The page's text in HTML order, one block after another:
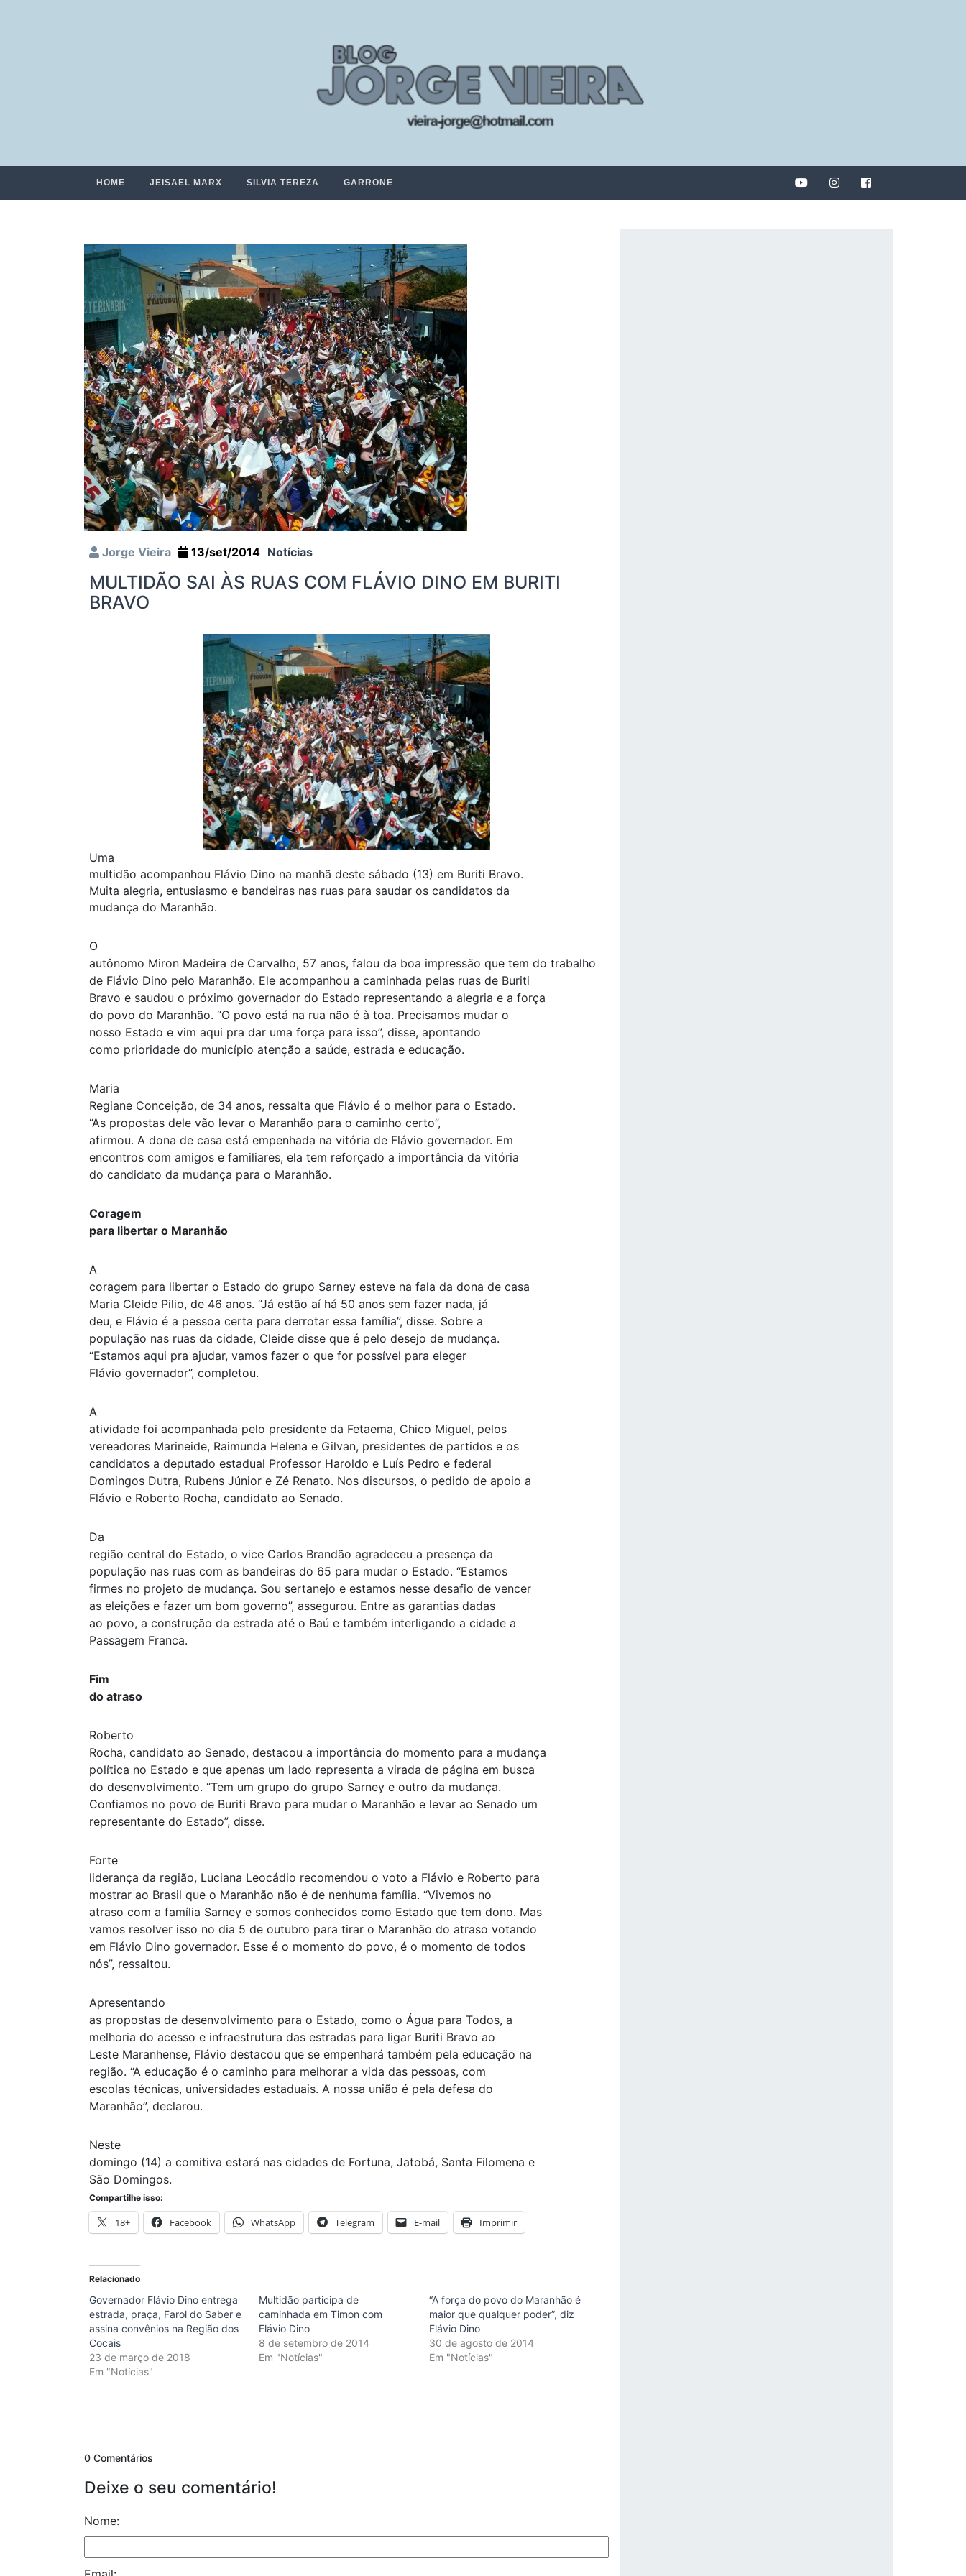
HOME JEISAEL MARX SILVIA TEREZA GARRONE
Jorge Vieira 13/set/2014 Notícias
MULTIDÃO SAI ÀS RUAS COM FLÁVIO DINO EM BURITI
BRAVO
Uma
multidão acompanhou Flávio Dino na manhã deste sábado (13) em Buriti Bravo.
Muita alegria, entusiasmo e bandeiras nas ruas para saudar os candidatos da
mudança do Maranhão.
O
autônomo Miron Madeira de Carvalho, 57 anos, falou da boa impressão que tem do trabalho
de Flávio Dino pelo Maranhão. Ele acompanhou a caminhada pelas ruas de Buriti
Bravo e saudou o próximo governador do Estado representando a alegria e a força
do povo do Maranhão. “O povo está na rua não é à toa. Precisamos mudar o
nosso Estado e vim aqui pra dar uma força para isso”, disse, apontando
como prioridade do município atenção a saúde, estrada e educação.
Maria
Regiane Conceição, de 34 anos, ressalta que Flávio é o melhor para o Estado.
“As propostas dele vão levar o Maranhão para o caminho certo”,
afirmou. A dona de casa está empenhada na vitória de Flávio governador. Em
encontros com amigos e familiares, ela tem reforçado a importância da vitória
do candidato da mudança para o Maranhão.
Coragem
para libertar o Maranhão
A
coragem para libertar o Estado do grupo Sarney esteve na fala da dona de casa
Maria Cleide Pilio, de 46 anos. “Já estão aí há 50 anos sem fazer nada, já
deu, e Flávio é a pessoa certa para derrotar essa família”, disse. Sobre a
população nas ruas da cidade, Cleide disse que é pelo desejo de mudança.
“Estamos aqui pra ajudar, vamos fazer o que for possível para eleger
Flávio governador”, completou.
A
atividade foi acompanhada pelo presidente da Fetaema, Chico Miguel, pelos
vereadores Marineide, Raimunda Helena e Gilvan, presidentes de partidos e os
candidatos a deputado estadual Professor Haroldo e Luís Pedro e federal
Domingos Dutra, Rubens Júnior e Zé Renato. Nos discursos, o pedido de apoio a
Flávio e Roberto Rocha, candidato ao Senado.
Da
região central do Estado, o vice Carlos Brandão agradeceu a presença da
população nas ruas com as bandeiras do 65 para mudar o Estado. “Estamos
firmes no projeto de mudança. Sou sertanejo e estamos nesse desafio de vencer
as eleições e fazer um bom governo”, assegurou. Entre as garantias dadas
ao povo, a construção da estrada até o Baú e também interligando a cidade a
Passagem Franca.
Fim
do atraso
Roberto
Rocha, candidato ao Senado, destacou a importância do momento para a mudança
política no Estado e que apenas um lado representa a virada de página em busca
do desenvolvimento. “Tem um grupo do grupo Sarney e outro da mudança.
Confiamos no povo de Buriti Bravo para mudar o Maranhão e levar ao Senado um
representante do Estado”, disse.
Forte
liderança da região, Luciana Leocádio recomendou o voto a Flávio e Roberto para
mostrar ao Brasil que o Maranhão não é de nenhuma família. “Vivemos no
atraso com a família Sarney e somos conhecidos como Estado que tem dono. Mas
vamos resolver isso no dia 5 de outubro para tirar o Maranhão do atraso votando
em Flávio Dino governador. Esse é o momento do povo, é o momento de todos
nós”, ressaltou.
Apresentando
as propostas de desenvolvimento para o Estado, como o Água para Todos, a
melhoria do acesso e infraestrutura das estradas para ligar Buriti Bravo ao
Leste Maranhense, Flávio destacou que se empenhará também pela educação na
região. “A educação é o caminho para melhorar a vida das pessoas, com
escolas técnicas, universidades estaduais. A nossa união é pela defesa do
Maranhão”, declarou.
Neste
domingo (14) a comitiva estará nas cidades de Fortuna, Jatobá, Santa Filomena e
São Domingos.
Compartilhe isso:
18+ Facebook WhatsApp Telegram E-mail Imprimir
Relacionado
Governador Flávio Dino entrega
estrada, praça, Farol do Saber e
assina convênios na Região dos
Cocais
23 de março de 2018
Em "Notícias"
Multidão participa de
caminhada em Timon com
Flávio Dino
8 de setembro de 2014
Em "Notícias"
“A força do povo do Maranhão é
maior que qualquer poder”, diz
Flávio Dino
30 de agosto de 2014
Em "Notícias"
0 Comentários
Deixe o seu comentário!
Nome: